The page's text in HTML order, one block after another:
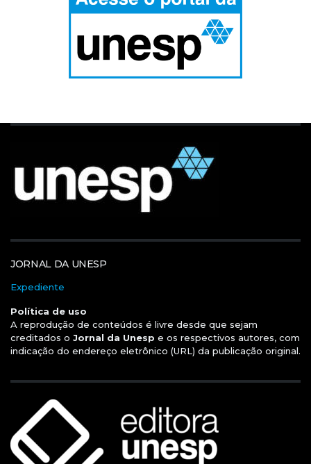
JORNAL DA UNESP
Expediente
Política de uso
A reprodução de conteúdos é livre desde que sejam
creditados o Jornal da Unesp e os respectivos autores, com
indicação do endereço eletrônico (URL) da publicação original.